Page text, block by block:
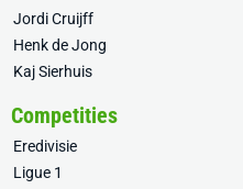
Jordi Cruijff
Henk de Jong
Kaj Sierhuis
Competities
Eredivisie
Ligue 1